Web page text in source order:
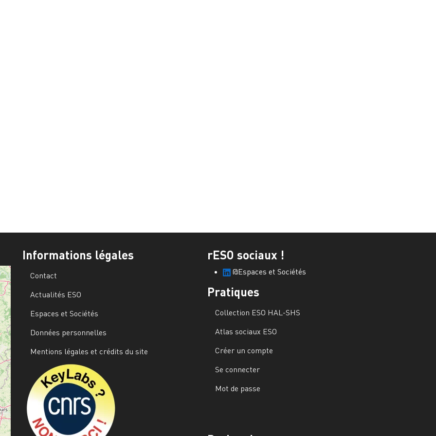
Informations légales
Contact
Actualités ESO
Espaces et Sociétés
Données personnelles
Mentions légales et crédits du site
rESO sociaux !
@Espaces et Sociétés
Pratiques
Collection ESO HAL-SHS
Atlas sociaux ESO
Créer un compte
Se connecter
Mot de passe